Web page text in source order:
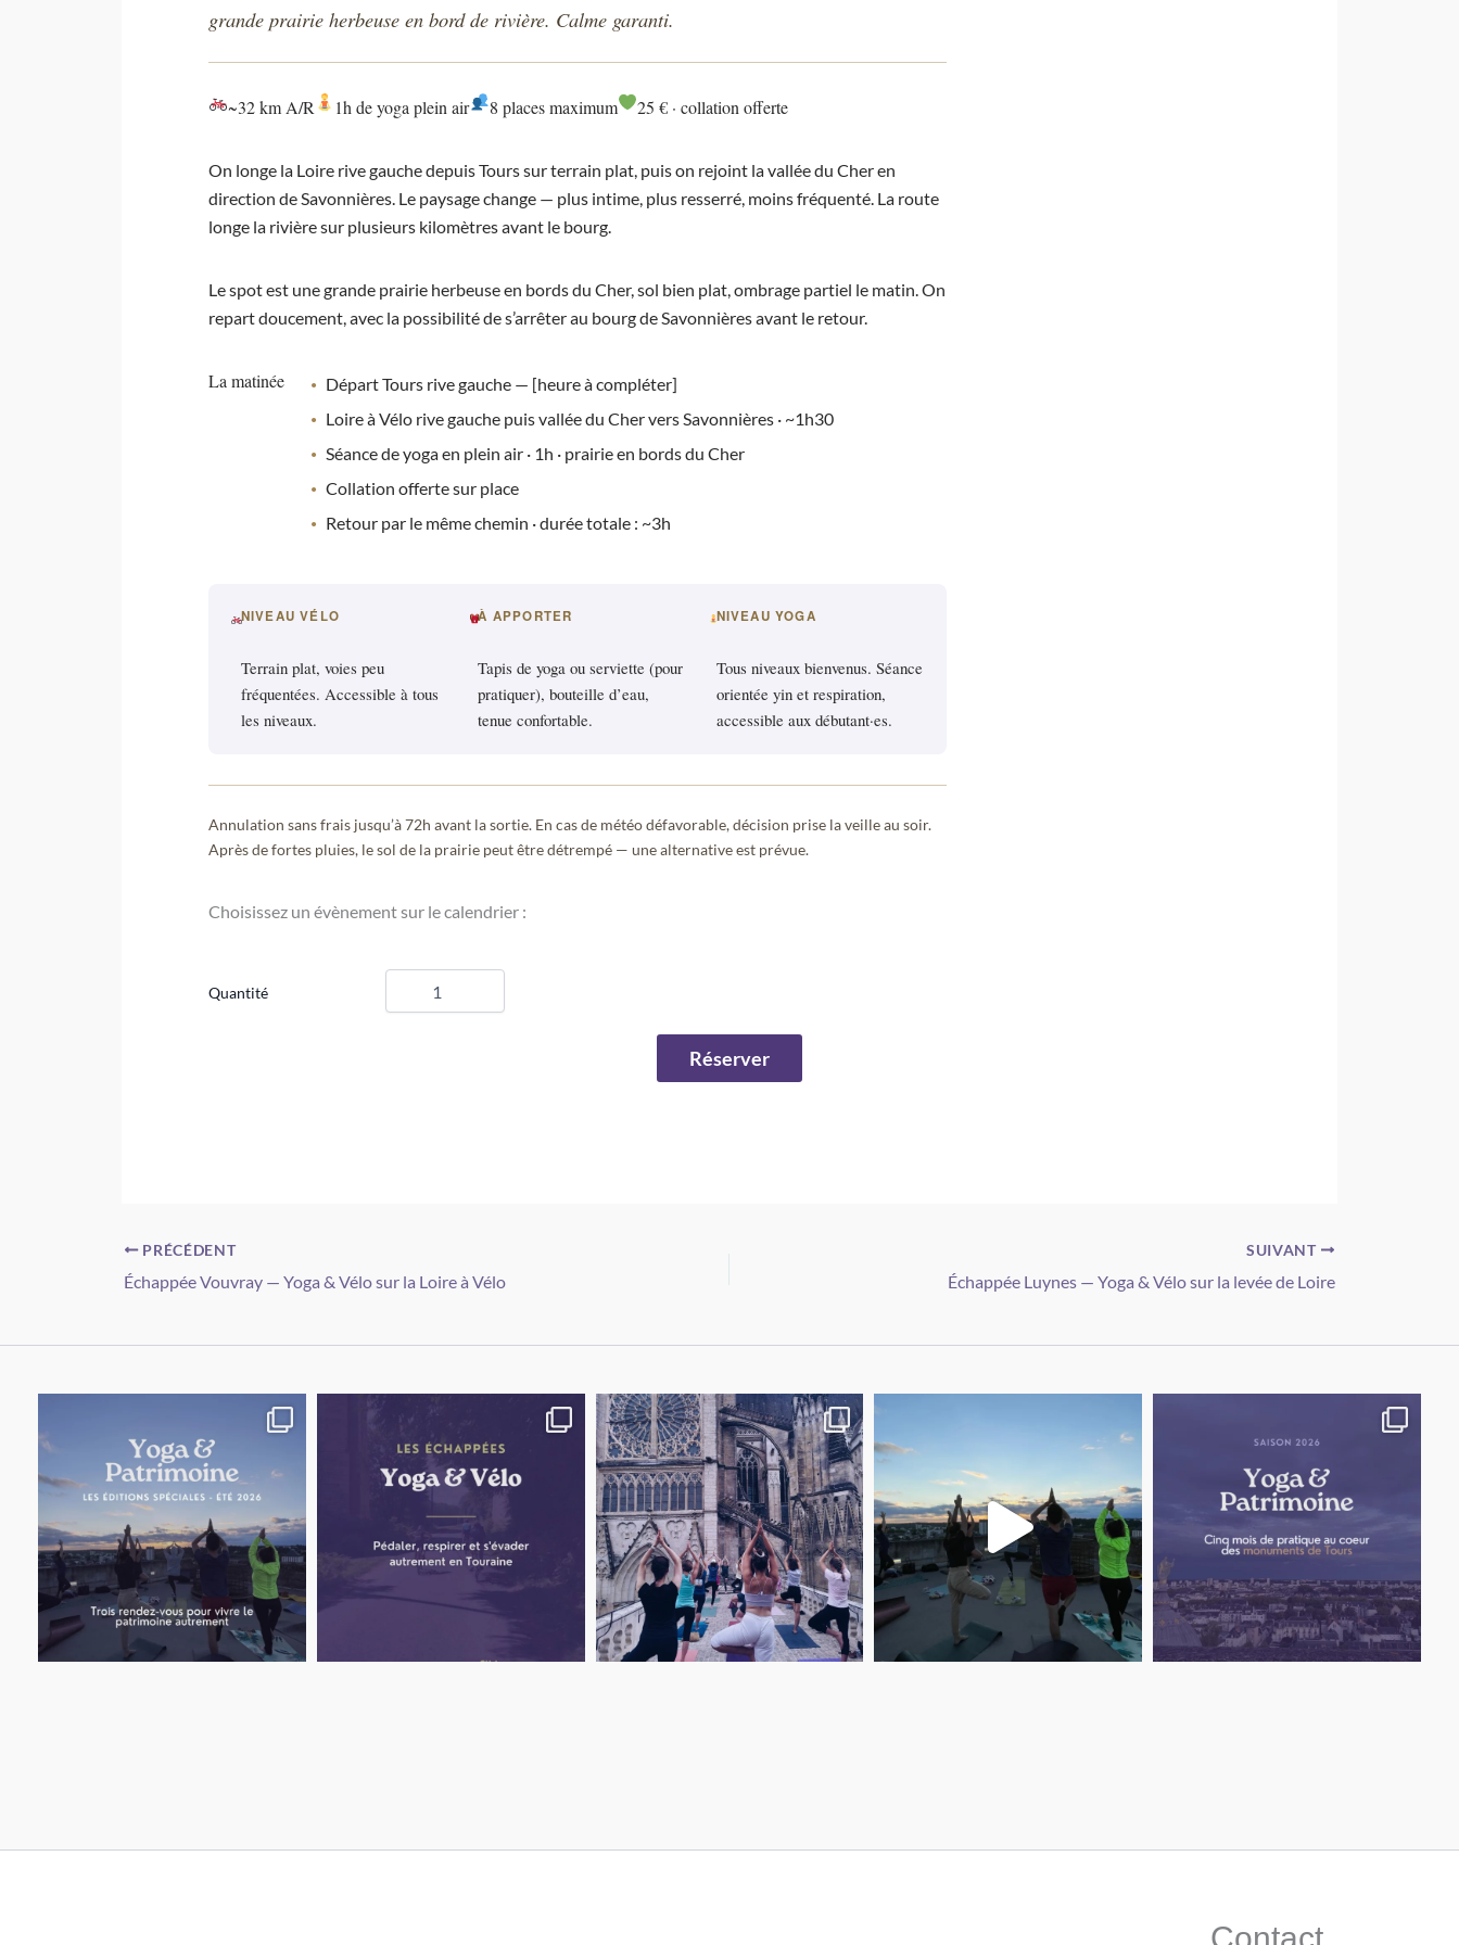
grande prairie herbeuse en bord de rivière. Calme garanti.
~32 km A/R 1h de yoga plein air 8 places maximum 25 € · collation offerte
On longe la Loire rive gauche depuis Tours sur terrain plat, puis on rejoint la vallée du Cher en
direction de Savonnières. Le paysage change — plus intime, plus resserré, moins fréquenté. La route
longe la rivière sur plusieurs kilomètres avant le bourg.
Le spot est une grande prairie herbeuse en bords du Cher, sol bien plat, ombrage partiel le matin. On
repart doucement, avec la possibilité de s’arrêter au bourg de Savonnières avant le retour.
La matinée
Départ Tours rive gauche — [heure à compléter]
Loire à Vélo rive gauche puis vallée du Cher vers Savonnières · ~1h30
Séance de yoga en plein air · 1h · prairie en bords du Cher
Collation offerte sur place
Retour par le même chemin · durée totale : ~3h
NIVEAU VÉLO
Terrain plat, voies peu
fréquentées. Accessible à tous
les niveaux.
À APPORTER
Tapis de yoga ou serviette (pour
pratiquer), bouteille d’eau,
tenue confortable.
NIVEAU YOGA
Tous niveaux bienvenus. Séance
orientée yin et respiration,
accessible aux débutant·es.
Annulation sans frais jusqu’à 72h avant la sortie. En cas de météo défavorable, décision prise la veille au soir.
Après de fortes pluies, le sol de la prairie peut être détrempé — une alternative est prévue.
Choisissez un évènement sur le calendrier :
Quantité
PRÉCÉDENT
Échappée Vouvray — Yoga & Vélo sur la Loire à Vélo
SUIVANT
Échappée Luynes — Yoga & Vélo sur la levée de Loire